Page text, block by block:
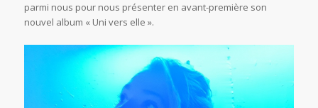
parmi nous pour nous présenter en avant-première son
nouvel album « Uni vers elle ».